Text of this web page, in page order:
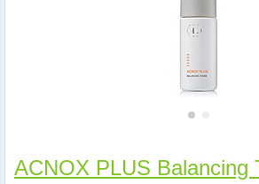
ACNOX PLUS Balancing